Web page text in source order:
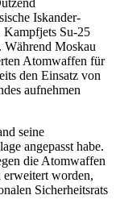
Iskander-
Kampfjets Su-25
Während Moskau
Atomwaffen für
den Einsatz von
aufnehmen
seine
angepasst habe.
die Atomwaffen
erweitert worden,
Sicherheitsrats